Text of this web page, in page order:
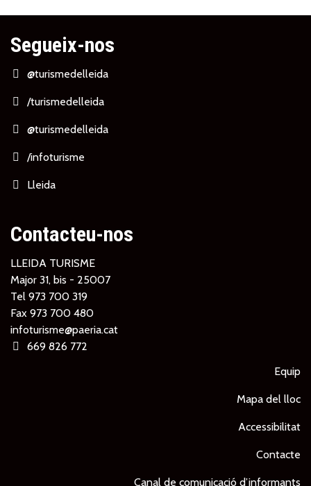
Segueix-nos
@turismedelleida
/turismedelleida
@turismedelleida
/infoturisme
Lleida
Contacteu-nos
LLEIDA TURISME
Major 31, bis - 25007
Tel 973 700 319
Fax 973 700 480
infoturisme@paeria.cat
669 826 772
Equip
Mapa del lloc
Accessibilitat
Contacte
Canal de comunicació d’informants